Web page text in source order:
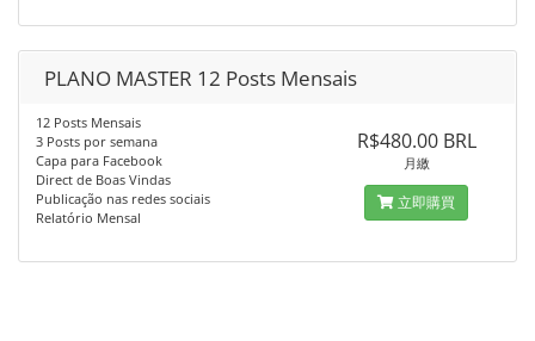
PLANO MASTER 12 Posts Mensais
12 Posts Mensais
3 Posts por semana
Capa para Facebook
Direct de Boas Vindas
Publicação nas redes sociais
Relatório Mensal
R$480.00 BRL
月繳
立即購買